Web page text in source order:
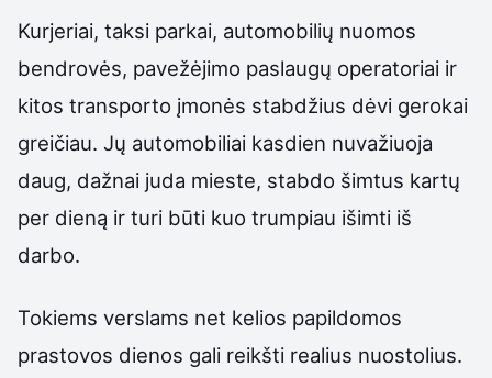
Kurjeriai, taksi parkai, automobilių nuomos
bendrovės, pavežėjimo paslaugų operatoriai ir
kitos transporto įmonės stabdžius dėvi gerokai
greičiau. Jų automobiliai kasdien nuvažiuoja
daug, dažnai juda mieste, stabdo šimtus kartų
per dieną ir turi būti kuo trumpiau išimti iš
darbo.
Tokiems verslams net kelios papildomos
prastovos dienos gali reikšti realius nuostolius.